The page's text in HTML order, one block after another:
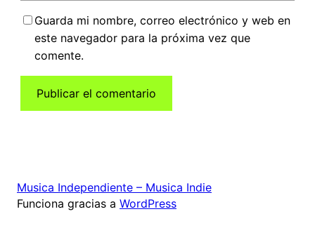
Guarda mi nombre, correo electrónico y web en
este navegador para la próxima vez que
comente.
Musica Independiente – Musica Indie
Funciona gracias a WordPress